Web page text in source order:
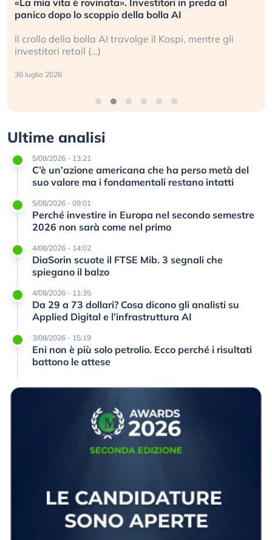
panico dopo lo scoppio della bolla AI
Il crollo della bolla AI travolge il Kospi, mentre gli
investitori retail (…)
30 luglio 2026
Ultime analisi
5/08/2026 - 13:21
C’è un’azione americana che ha perso metà del
suo valore ma i fondamentali restano intatti
5/08/2026 - 09:01
Perché investire in Europa nel secondo semestre
2026 non sarà come nel primo
4/08/2026 - 14:02
DiaSorin scuote il FTSE Mib. 3 segnali che
spiegano il balzo
4/08/2026 - 11:35
Da 29 a 73 dollari? Cosa dicono gli analisti su
Applied Digital e l’infrastruttura AI
3/08/2026 - 15:19
Eni non è più solo petrolio. Ecco perché i risultati
battono le attese